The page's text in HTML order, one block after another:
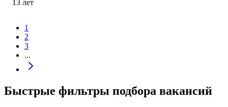
13 лет
1
2
3
...
Быстрые фильтры подбора вакансий